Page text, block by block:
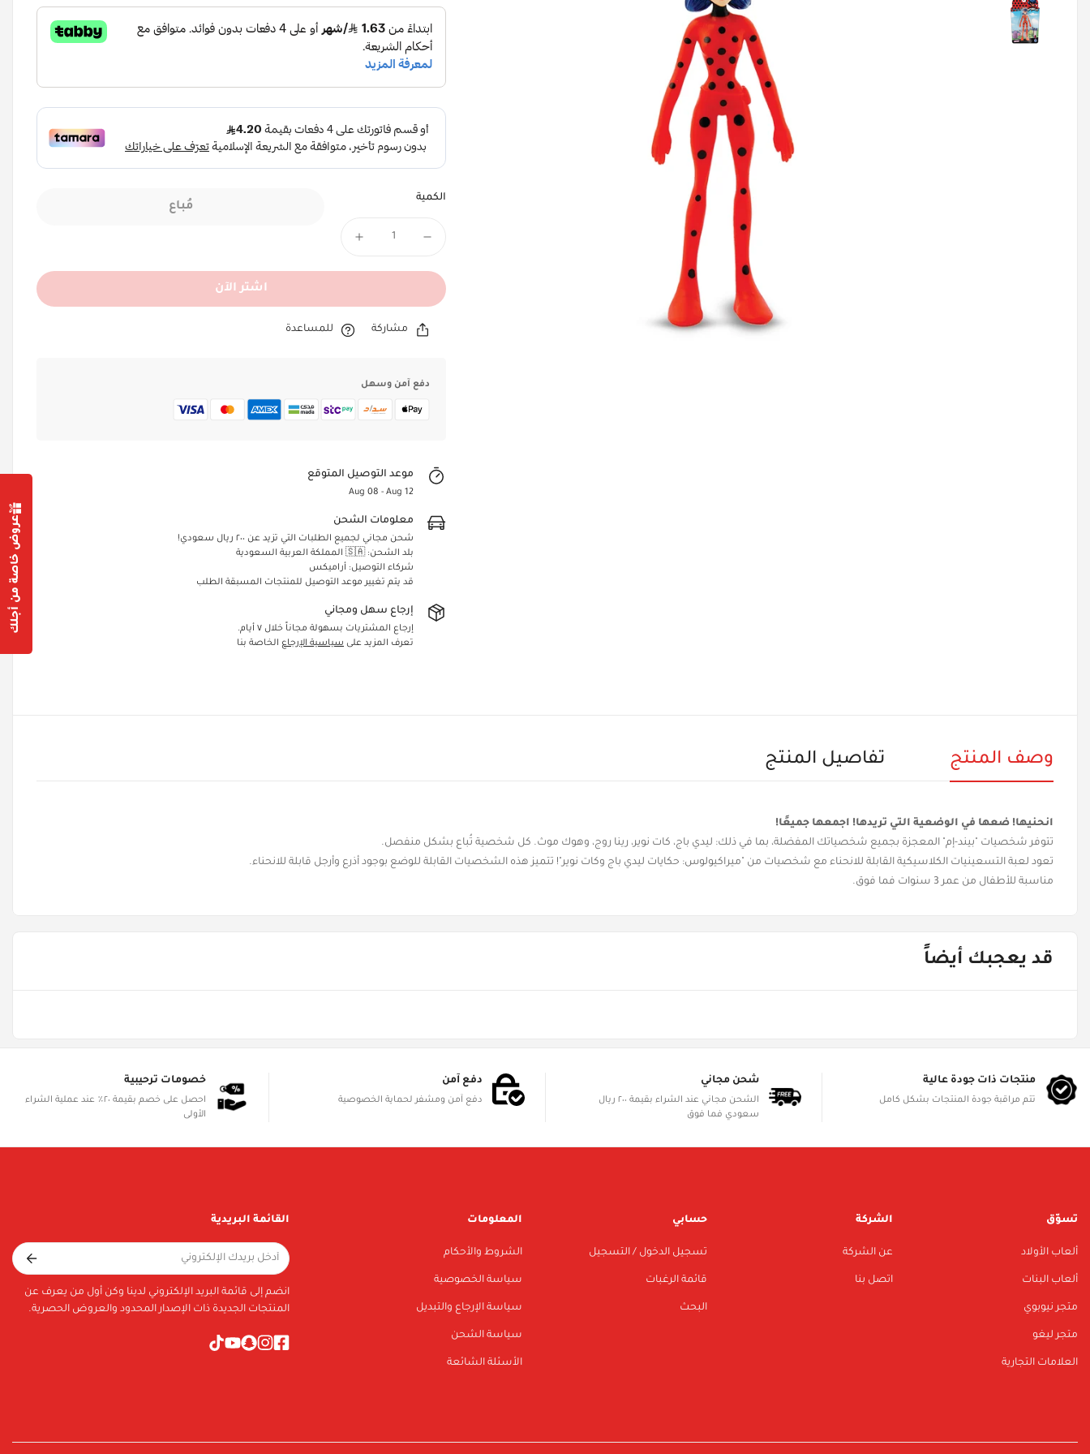
الكمية
مُباع
اشتر الآن
مشاركة للمساعدة
دفع آمن وسهل
موعد التوصيل المتوقع
Aug 08 - Aug 12
معلومات الشحن
شحن مجاني لجميع الطلبات التي تزيد عن ٢٠٠ ريال سعودي!
بلد الشحن: 🇸🇦 المملكة العربية السعودية
شركاء التوصيل: أراميكس
قد يتم تغيير موعد التوصيل للمنتجات المسبقة الطلب
إرجاع سهل ومجاني
إرجاع المشتريات بسهولة مجاناً خلال ٧ أيام.
تعرف المزيد على سياسية الإرجاع الخاصة بنا
وصف المنتج تفاصيل المنتج
انحنيها! ضعها في الوضعية التي تريدها! اجمعها جميعًا!
تتوفر شخصيات "بيند-إم" المعجزة بجميع شخصياتك المفضلة، بما في ذلك: ليدي باج، كات نوير، رينا روج، وهوك موث. كل شخصية تُباع بشكل منفصل.
تعود لعبة التسعينيات الكلاسيكية القابلة للانحناء مع شخصيات من "ميراكيولوس: حكايات ليدي باج وكات نوير"! تتميز هذه الشخصيات القابلة للوضع بوجود أذرع وأرجل قابلة للانحناء.
مناسبة للأطفال من عمر 3 سنوات فما فوق.​
قد يعجبك أيضاً
منتجات ذات جودة عالية
تتم مراقبة جودة المنتجات بشكل كامل
شحن مجاني
الشحن مجاني عند الشراء بقيمة ٢٠٠ ريال
سعودي فما فوق
دفع آمن
دفع آمن ومشفر لحماية الخصوصية
خصومات ترحيبية
احصل على خصم بقيمة ٢٠٪ عند عملية الشراء
الأولى
تسوّق
ألعاب الأولاد
ألعاب البنات
متجر نيوبوي
متجر ليغو
العلامات التجارية
الشركة
عن الشركة
اتصل بنا
حسابي
تسجيل الدخول / التسجيل
قائمة الرغبات
البحث
المعلومات
الشروط والأحكام
سياسة الخصوصية
سياسة الإرجاع والتبديل
سياسة الشحن
الأسئلة الشائعة
القائمة البريدية
انضم إلى قائمة البريد الإلكتروني لدينا وكن أول من يعرف عن
المنتجات الجديدة ذات الإصدار المحدود والعروض الحصرية.
عروض خاصة من أجلك